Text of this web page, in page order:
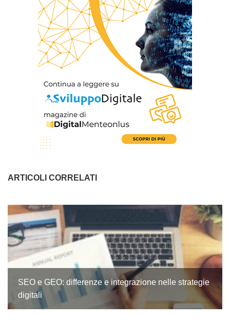
ARTICOLI CORRELATI
SEO e GEO: differenze e integrazione nelle strategie
digitali